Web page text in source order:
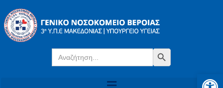
Search
for:
Search Button